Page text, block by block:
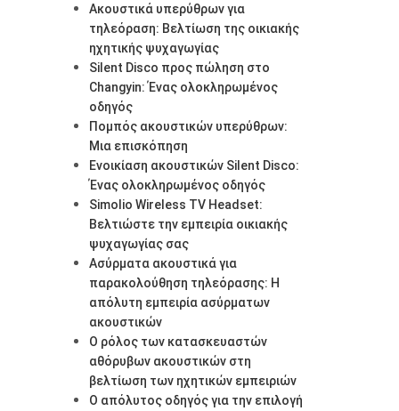
Ακουστικά υπερύθρων για
τηλεόραση: Βελτίωση της οικιακής
ηχητικής ψυχαγωγίας
Silent Disco προς πώληση στο
Changyin: Ένας ολοκληρωμένος
οδηγός
Πομπός ακουστικών υπερύθρων:
Μια επισκόπηση
Ενοικίαση ακουστικών Silent Disco:
Ένας ολοκληρωμένος οδηγός
Simolio Wireless TV Headset:
Βελτιώστε την εμπειρία οικιακής
ψυχαγωγίας σας
Ασύρματα ακουστικά για
παρακολούθηση τηλεόρασης: Η
απόλυτη εμπειρία ασύρματων
ακουστικών
Ο ρόλος των κατασκευαστών
αθόρυβων ακουστικών στη
βελτίωση των ηχητικών εμπειριών
Ο απόλυτος οδηγός για την επιλογή